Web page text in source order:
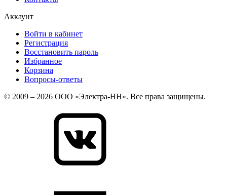
Аккаунт
Войти в кабинет
Регистрация
Восстановить пароль
Избранное
Корзина
Вопросы-ответы
© 2009 – 2026 ООО «Электра-НН». Все права защищены.